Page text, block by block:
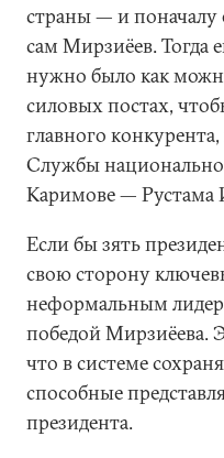
страны — и поначалу
сам Мирзиёев. Тогда
нужно было как
силовых постах,
главного
Службы
Каримове — Рустама
Если бы зять
свою сторону
неформальным
победой Мирзиёева.
что в системе
способные
президента.